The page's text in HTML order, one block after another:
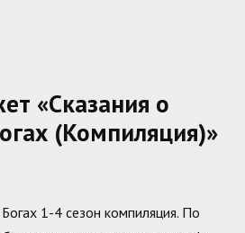
«Сказания о
(Компиляция)»
1-4 сезон компиляция. По